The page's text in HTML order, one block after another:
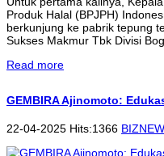
Produk Halal (BPJPH)
berkunjung ke pabrik tepung
Sukses Makmur Tbk Divisi
Read more
GEMBIRA Ajinomoto:
22-04-2025 Hits:1366